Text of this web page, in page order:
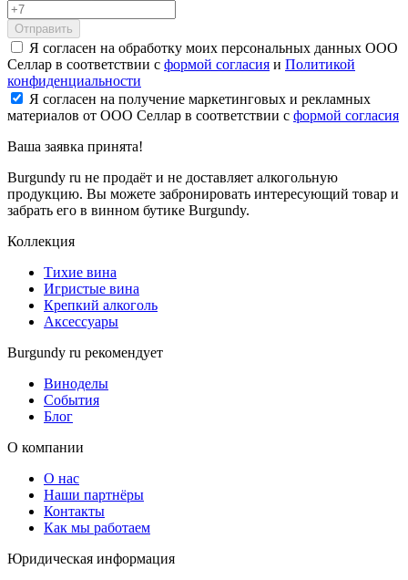
Отправить
Я согласен на обработку моих персональных данных ООО
Селлар в соответствии с формой согласия и Политикой
конфиденциальности
Я согласен на получение маркетинговых и рекламных
материалов от ООО Селлар в соответствии с формой согласия
Ваша заявка принята!
Burgundy ru не продаёт и не доставляет алкогольную
продукцию. Вы можете забронировать интересующий товар и
забрать его в винном бутике Burgundy.
Коллекция
Тихие вина
Игристые вина
Крепкий алкоголь
Аксессуары
Burgundy ru рекомендует
Виноделы
События
Блог
О компании
О нас
Наши партнёры
Контакты
Как мы работаем
Юридическая информация